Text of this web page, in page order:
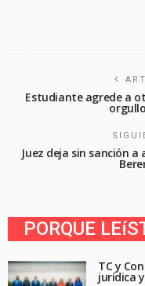
Estudiante agrede a
Juez deja sin sanción
PORQUE
TC y
jurídica